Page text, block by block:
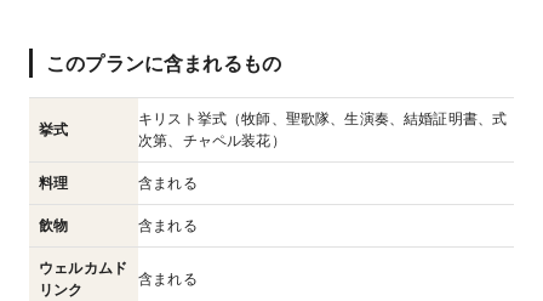
このプランに含まれるもの
挙式
キリスト挙式（牧師、聖歌隊、生演奏、結婚証明書、式
次第、チャペル装花）
料理 含まれる
飲物 含まれる
ウェルカムド
リンク
含まれる